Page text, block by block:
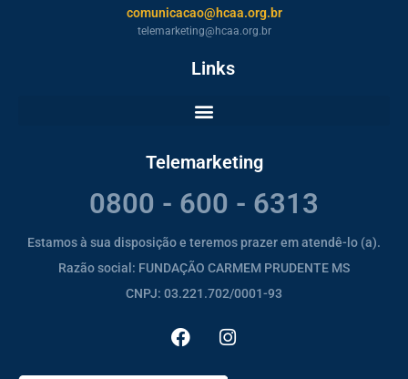
comunicacao@hcaa.org.br
telemarketing@hcaa.org.br
Links
Telemarketing
0800 - 600 - 6313
Estamos à sua disposição e teremos prazer em atendê-lo (a).
Razão social: FUNDAÇÃO CARMEM PRUDENTE MS
CNPJ: 03.221.702/0001-93